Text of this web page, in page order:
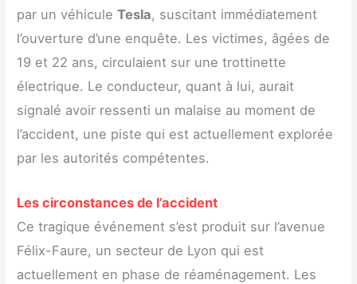
par un véhiculeTesla, suscitant immédiatement
l’ouverture d’une enquête. Les victimes, âgées de
19 et 22 ans, circulaient sur une trottinette
électrique. Le conducteur, quant à lui, aurait
signalé avoir ressenti un malaise au moment de
l’accident, une piste qui est actuellement explorée
par les autorités compétentes.
Les circonstances de l’accident
Ce tragique événement s’est produit sur l’avenue
Félix-Faure, un secteur de Lyon qui est
actuellement en phase de réaménagement. Les